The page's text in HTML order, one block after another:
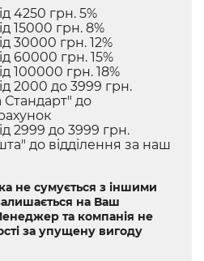
4250 грн. 5%
15000 грн. 8%
30000 грн. 12%
60000 грн. 15%
100000 грн. 18%
2000 до 3999 грн.
Стандарт" до
2999 до 3999 грн.
до відділення за наш
не сумується з іншими
на Ваш
та компанія не
за упущену вигоду